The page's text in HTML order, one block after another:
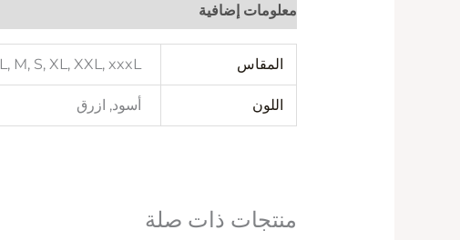
معلومات إضافية
المقاس L, M, S, XL, XXL, xxxL
اللون أسود, ازرق
منتجات ذات صلة